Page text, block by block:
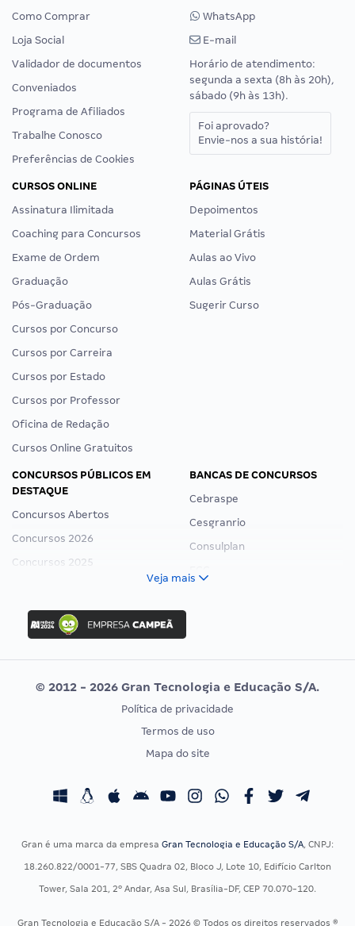
Como Comprar
Loja Social
Validador de documentos
Conveniados
Programa de Afiliados
Trabalhe Conosco
Preferências de Cookies
WhatsApp
E-mail
Horário de atendimento:
segunda a sexta (8h às 20h),
sábado (9h às 13h).
Foi aprovado?
Envie-nos a sua história!
CURSOS ONLINE
Assinatura Ilimitada
Coaching para Concursos
Exame de Ordem
Graduação
Pós-Graduação
Cursos por Concurso
Cursos por Carreira
Cursos por Estado
Cursos por Professor
Oficina de Redação
Cursos Online Gratuitos
PÁGINAS ÚTEIS
Depoimentos
Material Grátis
Aulas ao Vivo
Aulas Grátis
Sugerir Curso
CONCURSOS PÚBLICOS EM
DESTAQUE
Concursos Abertos
Concursos 2026
Concursos 2025
Concurso Ibama
Concurso MPU
Editais publicados
BANCAS DE CONCURSOS
Cebraspe
Cesgranrio
Consulplan
Vunesp
CONCURSOS POR PROFISSÃO
Concursos Fiscais
Concursos Saúde
EXAME DE ORDEM
Calendário OAB
Veja mais
© 2012 - 2026 Gran Tecnologia e Educação S/A.
Política de privacidade
Termos de uso
Mapa do site
Gran é uma marca da empresa Gran Tecnologia e Educação S/A, CNPJ:
18.260.822/0001-77, SBS Quadra 02, Bloco J, Lote 10, Edifício Carlton
Tower, Sala 201, 2º Andar, Asa Sul, Brasília-DF, CEP 70.070-120.
Gran Tecnologia e Educação S/A - 2026 © Todos os direitos reservados ®